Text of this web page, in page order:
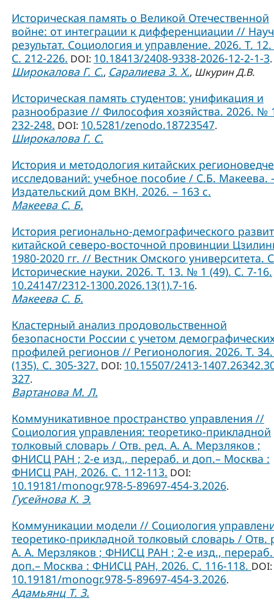
Историческая память о Великой Отечественной
войне: от интеграции к дифференциации //
результат. Социология и управление. 2026. Т.
С. 212-226. DOI: 10.18413/2408-9338-2026-12-2-1-3.
Широкалова Г. С., Саралиева З. Х., Шкурин Д.В.
Историческая память студентов: унификация и
разнообразие // Философия хозяйства. 2026. №
232-248. DOI: 10.5281/zenodo.18723547.
Широкалова Г. С.
История и методология китайских
исследований: учебное пособие / С.Б. Макеева.
Издательский дом ВКН, 2026. – 163 с.
Макеева С. Б.
История регионально-демографического
китайской северо-восточной провинции
1980-2020 гг. // Вестник Омского университета.
Исторические науки. 2026. Т. 13. № 1 (49). С. 7-16.
10.24147/2312-1300.2026.13(1).7-16.
Макеева С. Б.
Кластерный анализ продовольственной
безопасности России с учетом
профилей регионов // Регионология. 2026. Т.
(135). С. 305-327. DOI: 10.15507/2413-
327.
Вартанова М. Л.
Коммуникативное пространство управления //
Социология управления: теоретико-прикладной
толковый словарь / Отв. ред. А. А. Мерзляков ;
ФНИСЦ РАН ; 2-е изд., перераб. и доп.– Москва :
ФНИСЦ РАН, 2026. С. 112-113. DOI:
10.19181/monogr.978-5-89697-454-3.2026.
Гусейнова К. Э.
Коммуникации модели // Социология
теоретико-прикладной толковый словарь / Отв.
А. А. Мерзляков ; ФНИСЦ РАН ; 2-е изд.,
доп.– Москва : ФНИСЦ РАН, 2026. С. 116-118. DOI:
10.19181/monogr.978-5-89697-454-3.2026.
Адамьянц Т. З.